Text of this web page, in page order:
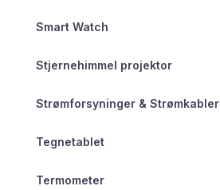
Smart Watch
Stjernehimmel projektor
Strømforsyninger & Strømkabler
Tegnetablet
Termometer